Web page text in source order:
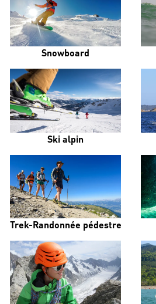
Snowboard
Ski alpin
Trek-Randonnée pédestre